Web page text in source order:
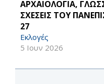
ΑΡΧΑΙΟΛΟΓΙΑ,
ΣΧΕΣΕΙΣ ΤΟΥ
27
Εκλογές
5 Ιουν 2026